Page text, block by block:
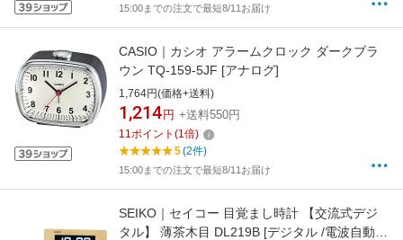
15:00までの注文で最短8/11お届け
CASIO｜カシオ アラームクロック ダークブラ
ウン TQ-159-5JF [アナログ]
1,764円(価格+送料)
1,214 円 +送料550円
11ポイント (1倍)
5(2件)
15:00までの注文で最短8/11お届け
SEIKO｜セイコー 目覚まし時計 【交流式デジ
タル】 薄茶木目 DL219B [デジタル /電波自動受